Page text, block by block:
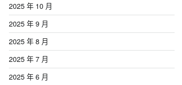
2025 年 10 月
2025 年 9 月
2025 年 8 月
2025 年 7 月
2025 年 6 月